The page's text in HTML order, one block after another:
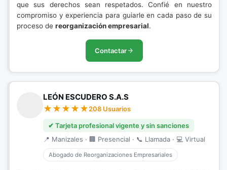
que sus derechos sean respetados. Confié en nuestro
compromiso y experiencia para guiarle en cada paso de su
proceso de reorganización empresarial.
Contactar
LEÓN ESCUDERO S.A.S
208 Usuarios
✔ Tarjeta profesional vigente y sin sanciones
📍 Manizales · 🏢 Presencial · 📞 Llamada · 💻 Virtual
Abogado de Reorganizaciones Empresariales